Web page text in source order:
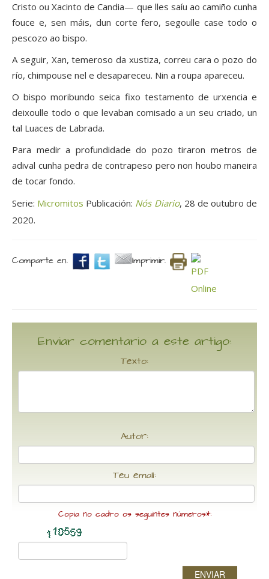
Cristo ou Xacinto de Candia— que lles saíu ao camiño cunha
fouce e, sen máis, dun corte fero, segoulle case todo o
pescozo ao bispo.
A seguir, Xan, temeroso da xustiza, correu cara o pozo do
río, chimpouse nel e desapareceu. Nin a roupa apareceu.
O bispo moribundo seica fixo testamento de urxencia e
deixoulle todo o que levaban comisado a un seu criado, un
tal Luaces de Labrada.
Para medir a profundidade do pozo tiraron metros de
adival cunha pedra de contrapeso pero non houbo maneira
de tocar fondo.
Serie: Micromitos Publicación: Nós Diario, 28 de outubro de
2020.
Comparte en. Imprimir.
Enviar comentario a este artigo:
Texto:
Autor:
Teu email:
Copia no cadro os seguintes números*:
ENVIAR